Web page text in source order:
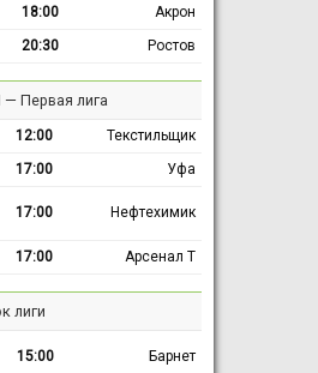
18:00
Акрон
20:30 Ростов
Первая лига
12:00
Текстильщик
17:00
Уфа
17:00 Нефтехимик
17:00 Арсенал Т
лиги
15:00 Барнет